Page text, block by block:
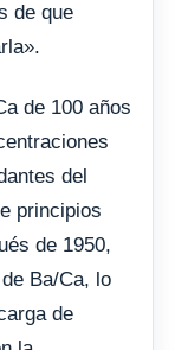
de que
de 100 años
del
principios
de 1950,
Ba/Ca, lo
de